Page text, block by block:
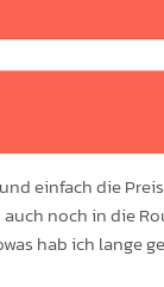
einfach die
noch in die
hab ich lange